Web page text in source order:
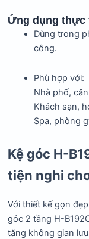
Ứng dụng thực
Dùng trong
công.
Phù hợp với:
Nhà phố,
Khách sạn,
Spa, phòng
Kệ góc H-
tiện nghi
Với thiết kế gọn
góc 2 tầng H-
tăng không gian